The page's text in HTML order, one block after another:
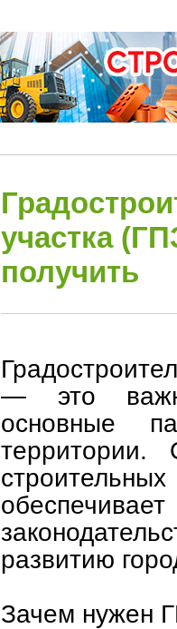
участка
получить
— это
основные
развитию
Зачем нужен